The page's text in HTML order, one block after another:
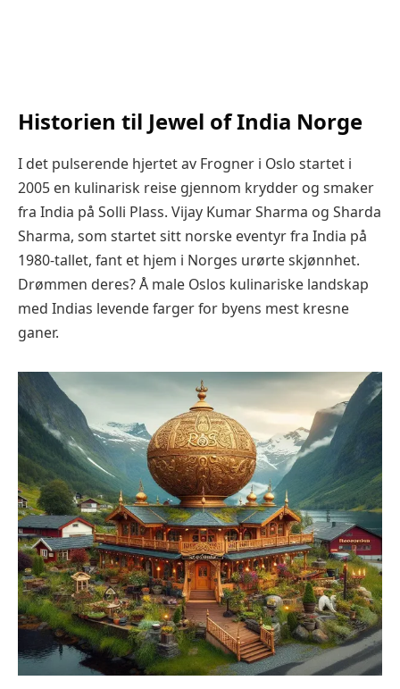
Historien til Jewel of India Norge
I det pulserende hjertet av Frogner i Oslo startet i
2005 en kulinarisk reise gjennom krydder og smaker
fra India på Solli Plass. Vijay Kumar Sharma og Sharda
Sharma, som startet sitt norske eventyr fra India på
1980-tallet, fant et hjem i Norges urørte skjønnhet.
Drømmen deres? Å male Oslos kulinariske landskap
med Indias levende farger for byens mest kresne
ganer.